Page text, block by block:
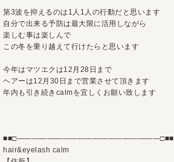
第3波を抑えるのは1人1人の行動だと思います
自分で出来る予防は最大限に活用しながら
楽しむ事は楽しんで
この冬を乗り越えて行けたらと思います
今年はマツエクは12月28日まで
ヘアーは12月30日まで営業させて頂きます
年内も引き続きcalmを宜しくお願い致します
■■□―――――――――――――――――――□■■
hair&eyelash calm